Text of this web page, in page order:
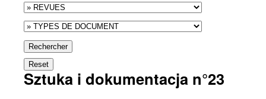
Rechercher
Reset
Sztuka i dokumentacja n°23